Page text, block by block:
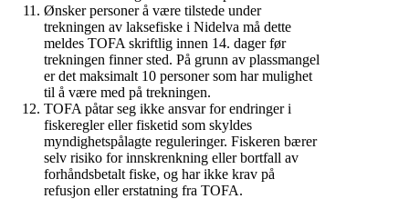
Ønsker personer å være tilstede under
trekningen av laksefiske i Nidelva må dette
meldes TOFA skriftlig innen 14. dager før
trekningen finner sted. På grunn av plassmangel
er det maksimalt 10 personer som har mulighet
til å være med på trekningen.
TOFA påtar seg ikke ansvar for endringer i
fiskeregler eller fisketid som skyldes
myndighetspålagte reguleringer. Fiskeren bærer
selv risiko for innskrenkning eller bortfall av
forhåndsbetalt fiske, og har ikke krav på
refusjon eller erstatning fra TOFA.